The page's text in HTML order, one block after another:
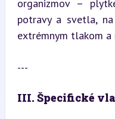
organizmov –
potravy a svetla,
extrémnym tlakom a
---
III. Špecifické